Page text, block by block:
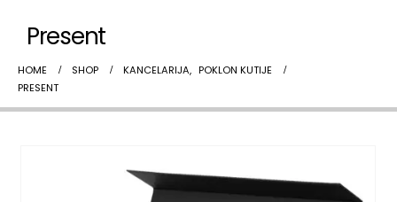
Present
HOME SHOP KANCELARIJA, POKLON KUTIJE
PRESENT